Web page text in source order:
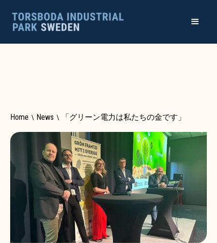
Home \ News \ 「グリーン電力は私たちの金です」